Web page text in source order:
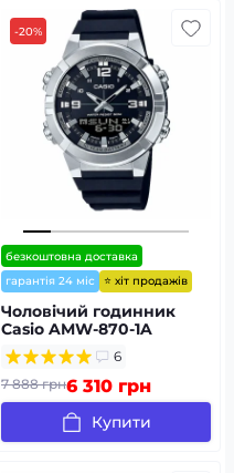
-20%
безкоштовна доставка
гарантія 24 міс
⭐ хіт продажів
Чоловічий годинник
Casio AMW-870-1A
6
7 888 грн6 310 грн
Купити